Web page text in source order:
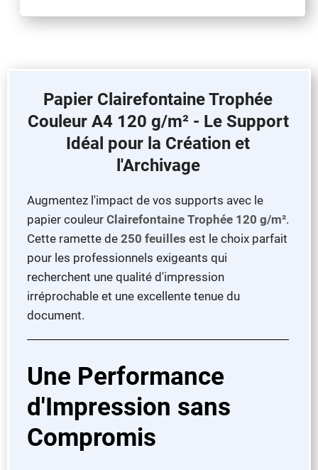
Papier Clairefontaine Trophée
Couleur A4 120 g/m² - Le Support
Idéal pour la Création et
l'Archivage
Augmentez l'impact de vos supports avec le
papier couleur Clairefontaine Trophée 120 g/m².
Cette ramette de 250 feuilles est le choix parfait
pour les professionnels exigeants qui
recherchent une qualité d'impression
irréprochable et une excellente tenue du
document.
Une Performance
d'Impression sans
Compromis